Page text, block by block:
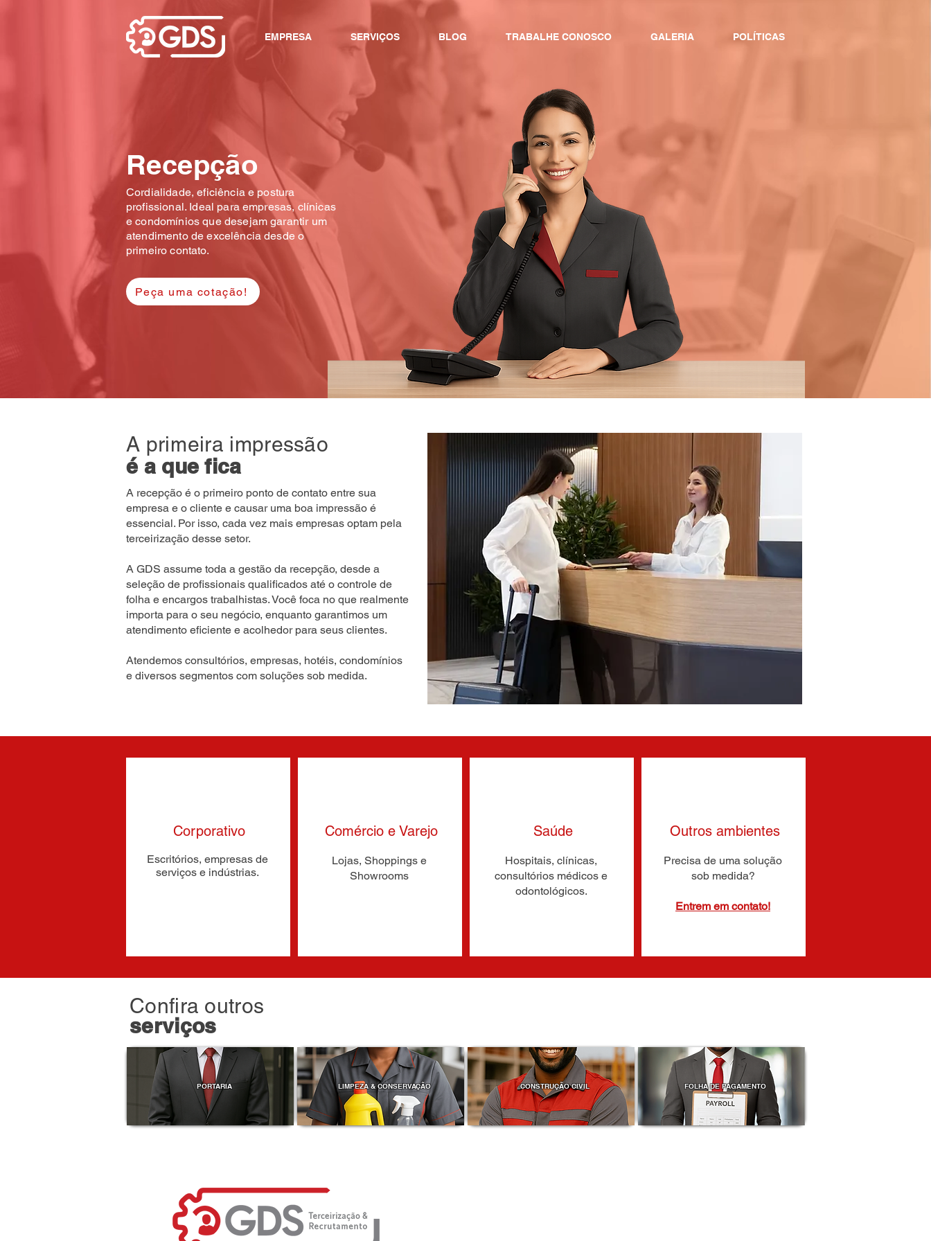
EMPRESA SERVIÇOS BLOG TRABALHE CONOSCO GALERIA POLÍTICAS
Recepção
Cordialidade, eficiência e postura
profissional. Ideal para empresas, clínicas
e condomínios que desejam garantir um
atendimento de excelência desde o
primeiro contato.
Peça uma cotação!
A primeira impressão
é a que fica
A recepção é o primeiro ponto de contato entre sua
empresa e o cliente e causar uma boa impressão é
essencial. Por isso, cada vez mais empresas optam pela
terceirização desse setor.
A GDS assume toda a gestão da recepção, desde a
seleção de profissionais qualificados até o controle de
folha e encargos trabalhistas. Você foca no que realmente
importa para o seu negócio, enquanto garantimos um
atendimento eficiente e acolhedor para seus clientes.
Atendemos consultórios, empresas, hotéis, condomínios
e diversos segmentos com soluções sob medida.
Corporativo
Escritórios, empresas de
serviços e indústrias.
Comércio e Varejo
Lojas, Shoppings e
Showrooms
Saúde
Hospitais, clínicas,
consultórios médicos e
odontológicos.
Outros ambientes
Precisa de uma solução
sob medida?
Entrem em contato!
Confira outros
serviços
PORTARIA LIMPEZA & CONSERVAÇÃO CONSTRUÇÃO CIVIL FOLHA DE PAGAMENTO